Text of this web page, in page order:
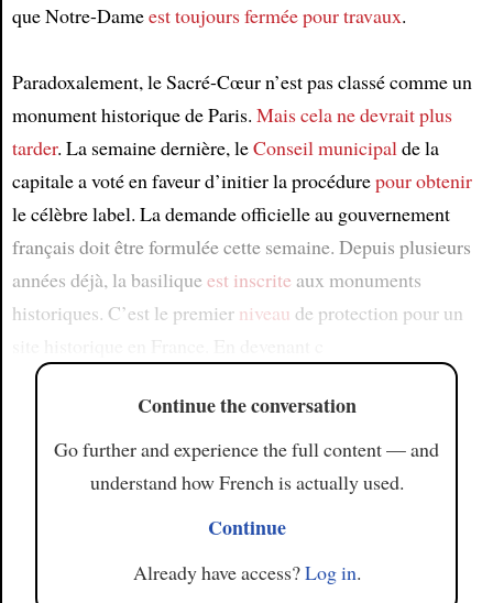
que Notre-Dameest toujours fermée pour travaux.
Paradoxalement, le Sacré-Cœur n’est pas classé comme un
monument historique de Paris. Mais cela ne devrait plus
tarder. La semaine dernière, leConseil municipalde la
capitale a voté en faveur d’initier la procédurepour obtenir
le célèbre label. La demande officielle au gouvernement
français doit être formulée cette semaine. Depuis plusieurs
années déjà, la basiliqueest inscrite aux monuments
historiques. C’est le premier niveau de protection pour un
Continue the conversation
Go further and experience the full content — and
understand how French is actually used.
Continue
Already have access?Log in.